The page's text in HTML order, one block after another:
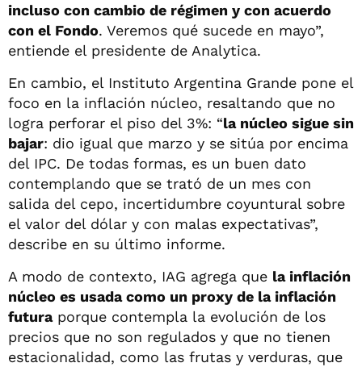
incluso con cambio de régimen y con acuerdo
con el Fondo. Veremos qué sucede en mayo”,
entiende el presidente de Analytica.
En cambio, el Instituto Argentina Grande pone el
foco en la inflación núcleo, resaltando que no
logra perforar el piso del 3%: “la núcleo sigue sin
bajar: dio igual que marzo y se sitúa por encima
del IPC. De todas formas, es un buen dato
contemplando que se trató de un mes con
salida del cepo, incertidumbre coyuntural sobre
el valor del dólar y con malas expectativas”,
describe en su último informe.
A modo de contexto, IAG agrega que la inflación
núcleo es usada como un proxy de la inflación
futuraporque contempla la evolución de los
precios que no son regulados y que no tienen
estacionalidad, como las frutas y verduras, que